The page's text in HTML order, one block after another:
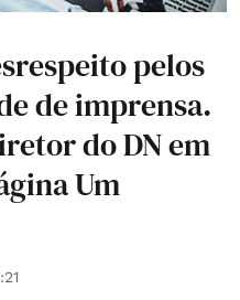
pelos
de imprensa.
do DN em
Um